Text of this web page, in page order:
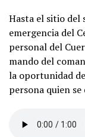
Hasta el sitio del
emergencia del
personal del
mando del
la oportunidad
persona quien